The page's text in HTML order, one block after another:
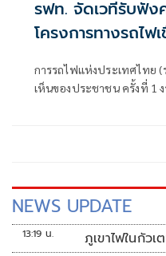
รฟท. จัดเวทีรับฟัง
โครงการทางรถไ
การรถไฟแห่งประเทศไทย
เห็นของประชาชน ครั้งที่ 1
NEWS UPDATE
13:19 น. ภูเขาไฟในกัว